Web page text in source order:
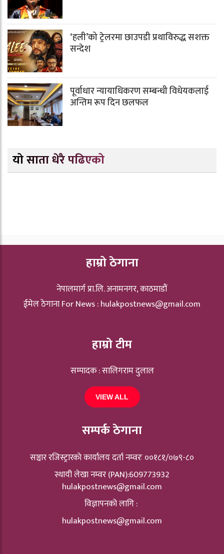
‘हली’को ट्रेलरमा छाउपडी प्रथाविरुद्ध सशक्त
सन्देश
पूर्वाधार न्यायाधिकरण सम्बन्धी विधेयकलाई
अन्तिम रूप दिन छलफल
यो साता धेरै पढिएको
हाम्रो ठेगाना
नेपालमार्ग प्रा.लि. अनामनगर, काठमाडौं
ईमेल ठेगाना For News :hulakpostnews@gmail.com
हाम्रो टीम
सम्पादक : सालिगराम दुलाल
VIEW ALL
सम्पर्क ठेगाना
सञ्चार रजिस्ट्रारकाे कार्यालय दर्ता नम्वरः ००१८१/०७९-८०
स्थायी लेखा नम्वर (PAN):609773932
hulakpostnews@gmail.com
विज्ञापनको लागि :
hulakpostnews@gmail.com